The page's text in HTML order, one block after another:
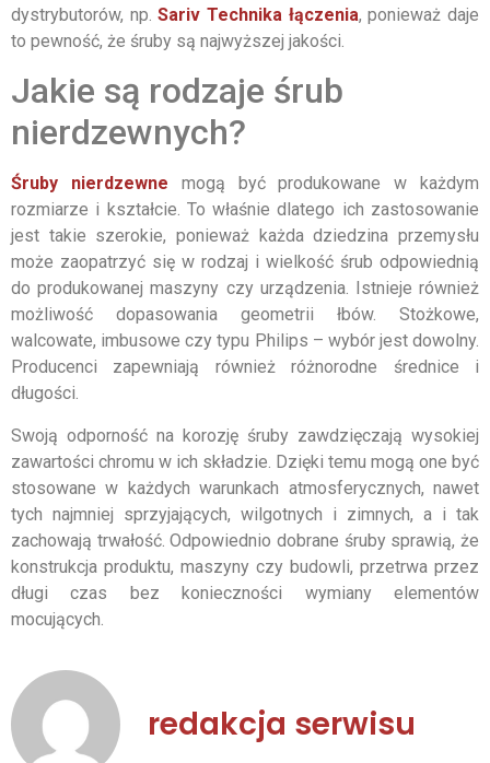
dystrybutorów, np.Sariv Technika łączenia, ponieważ daje
to pewność, że śruby są najwyższej jakości.
Jakie są rodzaje śrub
nierdzewnych?
Śruby nierdzewne mogą być produkowane w każdym
rozmiarze i kształcie. To właśnie dlatego ich zastosowanie
jest takie szerokie, ponieważ każda dziedzina przemysłu
może zaopatrzyć się w rodzaj i wielkość śrub odpowiednią
do produkowanej maszyny czy urządzenia. Istnieje również
możliwość dopasowania geometrii łbów. Stożkowe,
walcowate, imbusowe czy typu Philips – wybór jest dowolny.
Producenci zapewniają również różnorodne średnice i
długości.
Swoją odporność na korozję śruby zawdzięczają wysokiej
zawartości chromu w ich składzie. Dzięki temu mogą one być
stosowane w każdych warunkach atmosferycznych, nawet
tych najmniej sprzyjających, wilgotnych i zimnych, a i tak
zachowają trwałość. Odpowiednio dobrane śruby sprawią, że
konstrukcja produktu, maszyny czy budowli, przetrwa przez
długi czas bez konieczności wymiany elementów
mocujących.
redakcja serwisu